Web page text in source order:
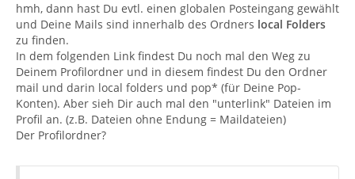
hmh, dann hast Du evtl. einen globalen Posteingang gewählt
und Deine Mails sind innerhalb des Ordners local Folders
zu finden.
In dem folgenden Link findest Du noch mal den Weg zu
Deinem Profilordner und in diesem findest Du den Ordner
mail und darin local folders und pop* (für Deine Pop-
Konten). Aber sieh Dir auch mal den "unterlink" Dateien im
Profil an. (z.B. Dateien ohne Endung = Maildateien)
Der Profilordner?